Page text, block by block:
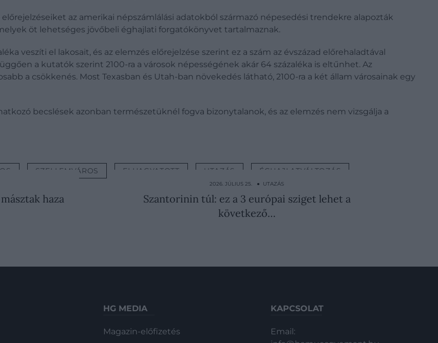
az amerikai népszámlálási adatokból származó népesedési trendekre alapozták
öt lehetséges jövőbeli éghajlati forgatókönyvet tartalmaznak.
veszíti el lakosait, és az elemzés előrejelzése szerint ez a szám az évszázad előrehaladtával
a kutatók szerint 2100-ra a városok népességének akár 64 százaléka is eltűnhet. Az
a csökkenés. Most Texasban és Utah-ban növekedés látható, 2100-ra a két állam városainak egy
becslések azonban természetüknél fogva bizonytalanok, és az elemzés nem vizsgálja a
SZELLEMVÁROS ELHAGYATOTT UTAZÁS ÉGHAJLATVÁLTOZÁS
haza
2026. JÚLIUS 25. ● UTAZÁS
Szantorinin túl: ez a 3 európai sziget lehet a
következő…
HG MEDIA
Magazin-előfizetés
KAPCSOLAT
Email: